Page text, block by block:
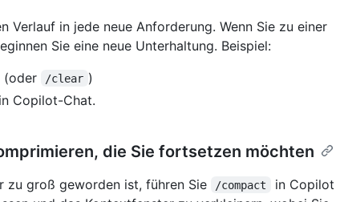
Verlauf in jede neue Anforderung. Wenn Sie zu einer
Sie eine neue Unterhaltung. Beispiel:
(oder /clear )
Copilot-Chat.
die Sie fortsetzen möchten
zu groß geworden ist, führen Sie /compact
in Copilot